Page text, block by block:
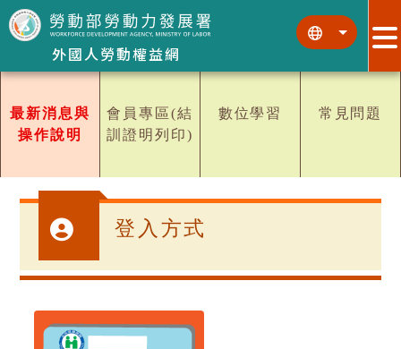
跳到主要內容區塊
跳到主要內容區塊
外國人勞動權益網
::: :::
最新消息與
操作說明
會員專區(結
訓證明列印)
數位學習 常見問題
登入方式